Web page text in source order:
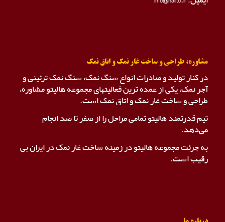
مشاوره، طراحی و ساخت غار نمک و اتاق نمک
در کنار تولید و صادرات انواع سنگ نمک، سنگ نمک ترئینی و
آجر نمک، یکی از عمده ترین فعالیتهای مجموعه هالیتو مشاوره،
طراحی و ساخت غار نمک و اتاق نمک است.
تیم قدرتمند هالیتو تمامی مراحل را از صفر تا صد انجام
می‌دهد.
به جرئت مجموعه هالیتو در زمینه ساخت غار نمک در ایران بی
رقیب است.